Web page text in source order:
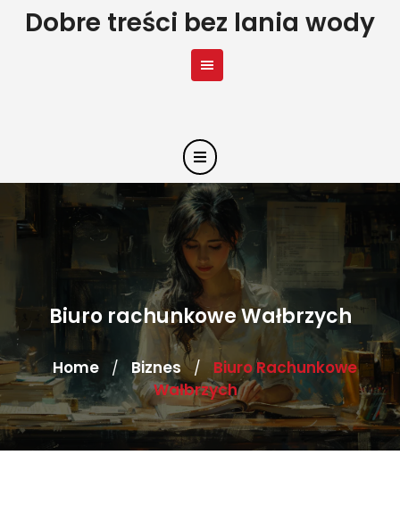
SkipDobre treści bez lania wody
Biuro rachunkowe Wałbrzych
Home / Biznes /
Biuro Rachunkowe
Wałbrzych